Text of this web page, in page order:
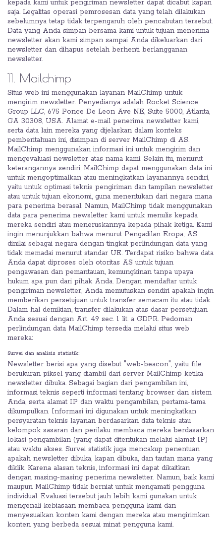
kepada kami untuk pengiriman newsletter dapat dicabut kapan
saja. Legalitas operasi pemrosesan data yang telah dilakukan
sebelumnya tetap tidak terpengaruh oleh pencabutan tersebut.
Data yang Anda simpan bersama kami untuk tujuan menerima
newsletter akan kami simpan sampai Anda dikeluarkan dari
newsletter dan dihapus setelah berhenti berlangganan
newsletter.
11. Mailchimp
Situs web ini menggunakan layanan MailChimp untuk
mengirim newsletter. Penyedianya adalah Rocket Science
Group LLC, 675 Ponce De Leon Ave NE, Suite 5000, Atlanta,
GA 30308, USA. Alamat e-mail penerima newsletter kami,
serta data lain mereka yang dijelaskan dalam konteks
pemberitahuan ini, disimpan di server MailChimp di AS.
MailChimp menggunakan informasi ini untuk mengirim dan
mengevaluasi newsletter atas nama kami. Selain itu, menurut
keterangannya sendiri, MailChimp dapat menggunakan data ini
untuk mengoptimalkan atau meningkatkan layanannya sendiri,
yaitu untuk optimasi teknis pengiriman dan tampilan newsletter
atau untuk tujuan ekonomi, guna menentukan dari negara mana
para penerima berasal. Namun, MailChimp tidak menggunakan
data para penerima newsletter kami untuk menulis kepada
mereka sendiri atau meneruskannya kepada pihak ketiga. Kami
ingin menunjukkan bahwa menurut Pengadilan Eropa, AS
dinilai sebagai negara dengan tingkat perlindungan data yang
tidak memadai menurut standar UE. Terdapat risiko bahwa data
Anda dapat diproses oleh otoritas AS untuk tujuan
pengawasan dan pemantauan, kemungkinan tanpa upaya
hukum apa pun dari pihak Anda. Dengan mendaftar untuk
pengiriman newsletter, Anda memutuskan sendiri apakah ingin
memberikan persetujuan untuk transfer semacam itu atau tidak.
Dalam hal demikian, transfer dilakukan atas dasar persetujuan
Anda sesuai dengan Art. 49 sec. 1 lit. a GDPR. Pedoman
perlindungan data MailChimp tersedia melalui situs web
mereka:
Survei dan analisis statistik:
Newsletter berisi apa yang disebut "web-beacon", yaitu file
berukuran piksel yang diambil dari server MailChimp ketika
newsletter dibuka. Sebagai bagian dari pengambilan ini,
informasi teknis seperti informasi tentang browser dan sistem
Anda, serta alamat IP dan waktu pengambilan, pertama-tama
dikumpulkan. Informasi ini digunakan untuk meningkatkan
persyaratan teknis layanan berdasarkan data teknis atau
kelompok sasaran dan perilaku membaca mereka berdasarkan
lokasi pengambilan (yang dapat ditentukan melalui alamat IP)
atau waktu akses. Survei statistik juga mencakup penentuan
apakah newsletter dibuka, kapan dibuka, dan tautan mana yang
diklik. Karena alasan teknis, informasi ini dapat dikaitkan
dengan masing-masing penerima newsletter. Namun, baik kami
maupun MailChimp tidak berniat untuk mengamati pengguna
individual. Evaluasi tersebut jauh lebih kami gunakan untuk
mengenali kebiasaan membaca pengguna kami dan
menyesuaikan konten kami dengan mereka atau mengirimkan
konten yang berbeda sesuai minat pengguna kami.